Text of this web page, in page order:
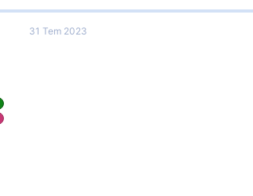
c
i
31 Tem 2023